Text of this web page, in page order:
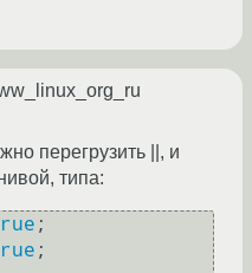
перегрузить ||, и
типа: